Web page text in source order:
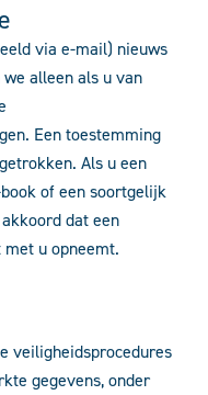
via e-mail) nieuws
alleen als u van
Een toestemming
Als u een
of een soortgelijk
dat een
u opneemt.
veiligheidsprocedures
gegevens, onder